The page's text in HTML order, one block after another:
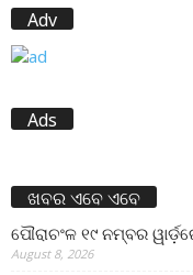
Adv
Ads
ଖବର ଏବେ ଏବେ
ପୌରାଚଂଳ ୧୯ ନମ୍ବର
August 8, 2026